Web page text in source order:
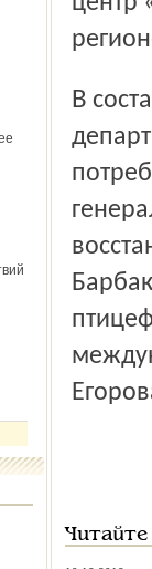
В составе делегации – заместитель директора